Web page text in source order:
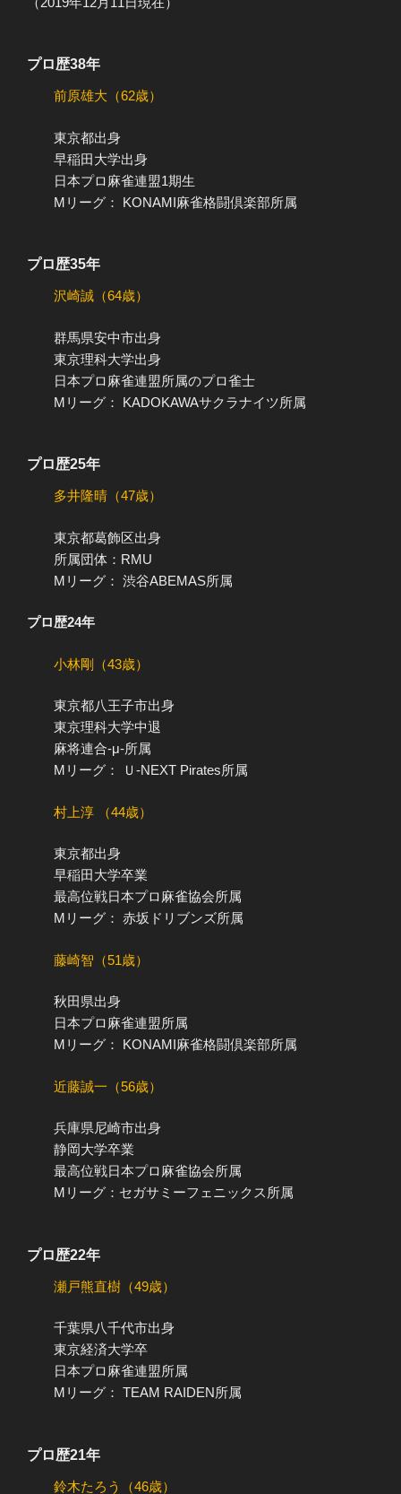
プロ歴38年
前原雄大（62歳）
東京都出身
早稲田大学出身
日本プロ麻雀連盟1期生
Mリーグ： KONAMI麻雀格闘倶楽部所属
プロ歴35年
沢崎誠（64歳）
群馬県安中市出身
東京理科大学出身
日本プロ麻雀連盟所属のプロ雀士
Mリーグ： KADOKAWAサクラナイツ所属
プロ歴25年
多井隆晴（47歳）
東京都葛飾区出身
所属団体：RMU
Mリーグ： 渋谷ABEMAS所属
プロ歴24年
小林剛（43歳）
東京都八王子市出身
東京理科大学中退
麻将連合-μ-所属
Mリーグ： Ｕ-NEXT Pirates所属
村上淳 （44歳）
東京都出身
早稲田大学卒業
最高位戦日本プロ麻雀協会所属
Mリーグ： 赤坂ドリブンズ所属
藤崎智（51歳）
秋田県出身
日本プロ麻雀連盟所属
Mリーグ： KONAMI麻雀格闘倶楽部所属
近藤誠一（56歳）
兵庫県尼崎市出身
静岡大学卒業
最高位戦日本プロ麻雀協会所属
Mリーグ：セガサミーフェニックス所属
プロ歴22年
瀬戸熊直樹（49歳）
千葉県八千代市出身
東京経済大学卒
日本プロ麻雀連盟所属
Mリーグ： TEAM RAIDEN所属
プロ歴21年
鈴木たろう（46歳）